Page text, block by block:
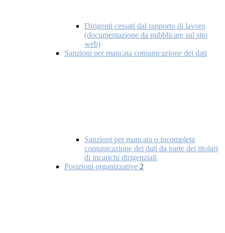
Dirigenti cessati dal rapporto di lavoro
(documentazione da pubblicare sul sito
web)
Sanzioni per mancata comunicazione dei dati
Sanzioni per mancata o incompleta
comunicazione dei dati da parte dei titolari
di incarichi dirigenziali
Posizioni organizzative 2